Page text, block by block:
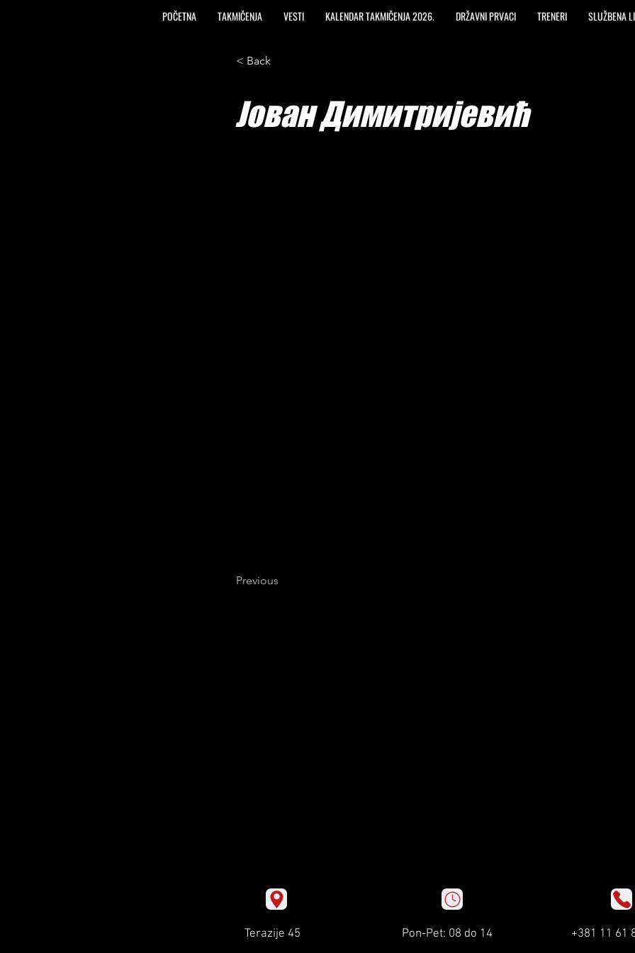
POČETNA TAKMIČENJA VESTI KALENDAR TAKMIČENJA 2026. DRŽAVNI PRVACI TRENERI SLUŽBENA
< Back
Јован Димитријевић
Previous
Terazije 45 Pon-Pet: 08 do 14 +381 11 61